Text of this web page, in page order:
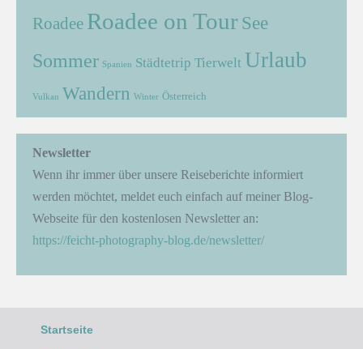
Roadee Roadee on Tour See
Sommer Spanien Städtetrip Tierwelt Urlaub
Vulkan Wandern Winter Österreich
Newsletter
Wenn ihr immer über unsere Reiseberichte informiert
werden möchtet, meldet euch einfach auf meiner Blog-
Webseite für den kostenlosen Newsletter an:
https://feicht-photography-blog.de/newsletter/
Startseite